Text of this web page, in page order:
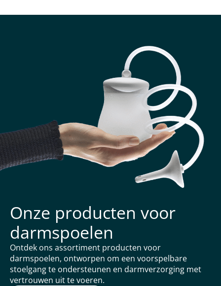
Onze producten voor
darmspoelen
Ontdek ons assortiment producten voor
darmspoelen, ontworpen om een voorspelbare
stoelgang te ondersteunen en darmverzorging met
vertrouwen uit te voeren.